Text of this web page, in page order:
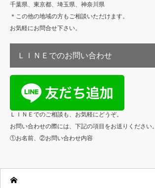
千葉県、東京都、埼玉県、神奈川県
＊この他の地域の方もご相談いただけます。
お気軽にお問合せ下さい。
ＬＩＮＥでのお問い合わせ
ＬＩＮＥでのご相談も、お気軽にどうぞ。
お問い合わせの際には、下記の項目をお送りください。
①お名前、②お問い合わせ内容